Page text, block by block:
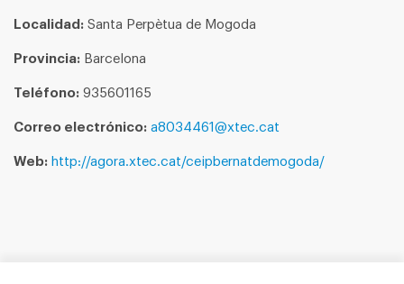
Localidad: Santa Perpètua de Mogoda
Provincia: Barcelona
Teléfono: 935601165
Correo electrónico: a8034461@xtec.cat
Web: http://agora.xtec.cat/ceipbernatdemogoda/